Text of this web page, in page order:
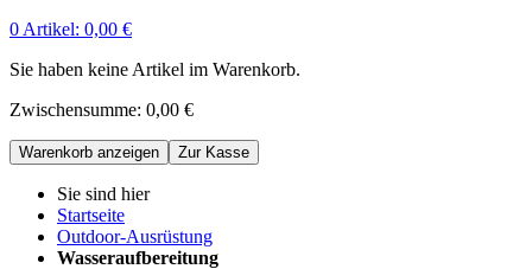
0 Artikel: 0,00 €
Sie haben keine Artikel im Warenkorb.
Zwischensumme: 0,00 €
Warenkorb anzeigen Zur Kasse
Sie sind hier
Startseite
Outdoor-Ausrüstung
Wasseraufbereitung